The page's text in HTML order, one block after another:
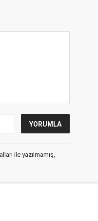
ile yazılmamış,